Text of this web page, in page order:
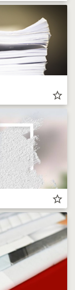
star_border
star_border